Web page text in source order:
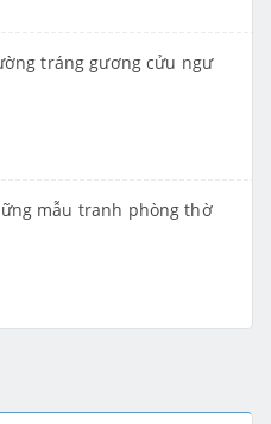
tráng gương cửu ngư
mẫu tranh phòng thờ